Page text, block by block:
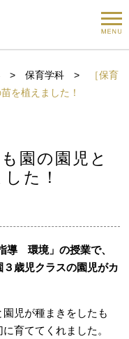
>保育学科 >
［保育
を植えました！
園の園児と
た！
環境」の授業で、
歳児クラスの園児がカ
児が種まきをしたも
育ててくれました。